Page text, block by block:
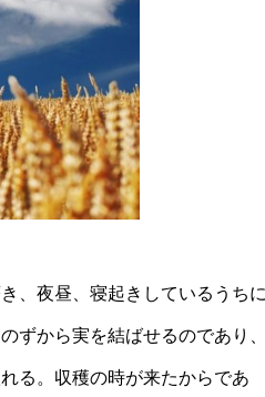
、夜昼、寝起きしているうちに
ずから実を結ばせるのであり
る。収穫の時が来たからであ